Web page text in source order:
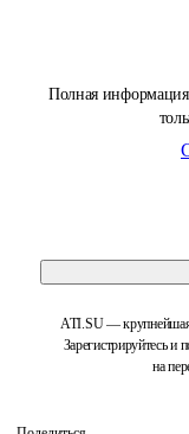
Полная информация
ATI.SU — крупнейшая
Зарегистрируйтесь и
на